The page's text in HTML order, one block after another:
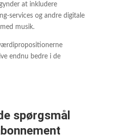
at inkludere
services og andre digitale
musik.
endnu bedre i de
spørgsmål